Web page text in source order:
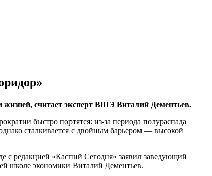
жизней, считает эксперт ВШЭ Виталий Дементьев.
быстро портятся: из-за периода полураспада
сталкивается с двойным барьером — высокой
с редакцией «Каспий Сегодня» заявил заведующий
школе экономики Виталий Дементьев.